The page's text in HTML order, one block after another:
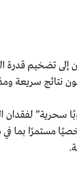
تضخيم قدرة
نتائج سريعة
سحرية” لفقدان
مستمرًا بما في